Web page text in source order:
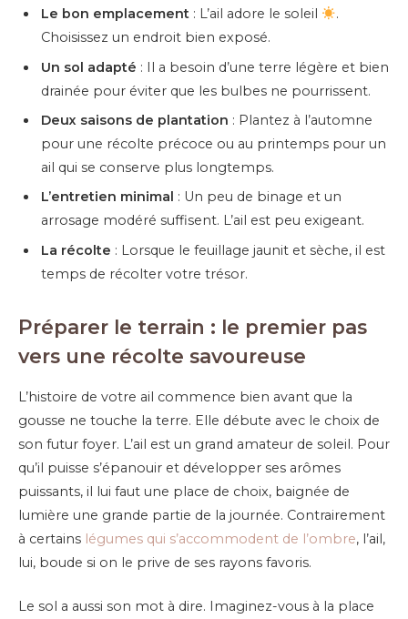
Le bon emplacement : L’ail adore le soleil
.
Choisissez un endroit bien exposé.
Un sol adapté : Il a besoin d’une terre légère et bien
drainée pour éviter que les bulbes ne pourrissent.
Deux saisons de plantation : Plantez à l’automne
pour une récolte précoce ou au printemps pour un
ail qui se conserve plus longtemps.
L’entretien minimal : Un peu de binage et un
arrosage modéré suffisent. L’ail est peu exigeant.
La récolte : Lorsque le feuillage jaunit et sèche, il est
temps de récolter votre trésor.
Préparer le terrain : le premier pas
vers une récolte savoureuse
L’histoire de votre ail commence bien avant que la
gousse ne touche la terre. Elle débute avec le choix de
son futur foyer. L’ail est un grand amateur de soleil. Pour
qu’il puisse s’épanouir et développer ses arômes
puissants, il lui faut une place de choix, baignée de
lumière une grande partie de la journée. Contrairement
à certains légumes qui s’accommodent de l’ombre, l’ail,
lui, boude si on le prive de ses rayons favoris.
Le sol a aussi son mot à dire. Imaginez-vous à la place